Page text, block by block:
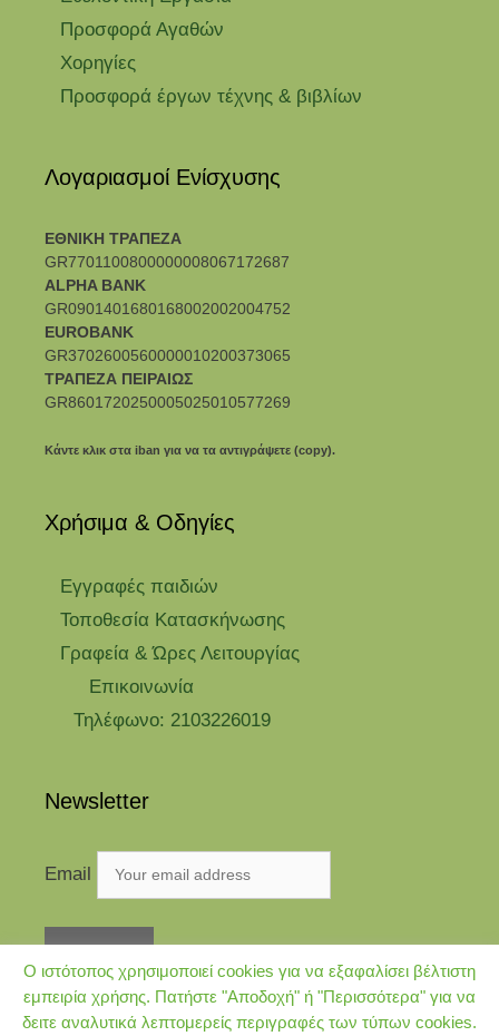
Προσφορά Αγαθών
Χορηγίες
Προσφορά έργων τέχνης & βιβλίων
Λογαριασμοί Ενίσχυσης
ΕΘΝΙΚΗ ΤΡΑΠΕΖΑ
GR7701100800000008067172687
ALPHA BANK
GR0901401680168002002004752
EUROBANK
GR3702600560000010200373065
ΤΡΑΠΕΖΑ ΠΕΙΡΑΙΩΣ
GR8601720250005025010577269
Κάντε κλικ στα iban για να τα αντιγράψετε (copy).
Χρήσιμα & Οδηγίες
Eγγραφές παιδιών
Τοποθεσία Κατασκήνωσης
Γραφεία & Ώρες Λειτουργίας
Επικοινωνία
Τηλέφωνο: 2103226019
Newsletter
Email
Ο ιστότοπος χρησιμοποιεί cookies για να εξαφαλίσει βέλτιστη
εμπειρία χρήσης. Πατήστε "Αποδοχή" ή "Περισσότερα" για να
δειτε αναλυτικά λεπτομερείς περιγραφές των τύπων cookies.